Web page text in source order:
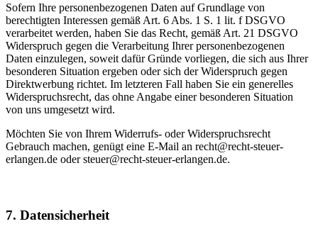
Sofern Ihre personenbezogenen Daten auf Grundlage von
berechtigten Interessen gemäß Art. 6 Abs. 1 S. 1 lit. f DSGVO
verarbeitet werden, haben Sie das Recht, gemäß Art. 21 DSGVO
Widerspruch gegen die Verarbeitung Ihrer personenbezogenen
Daten einzulegen, soweit dafür Gründe vorliegen, die sich aus Ihrer
besonderen Situation ergeben oder sich der Widerspruch gegen
Direktwerbung richtet. Im letzteren Fall haben Sie ein generelles
Widerspruchsrecht, das ohne Angabe einer besonderen Situation
von uns umgesetzt wird.
Möchten Sie von Ihrem Widerrufs- oder Widerspruchsrecht
Gebrauch machen, genügt eine E-Mail an recht@recht-steuer-
erlangen.de oder steuer@recht-steuer-erlangen.de.
7. Datensicherheit